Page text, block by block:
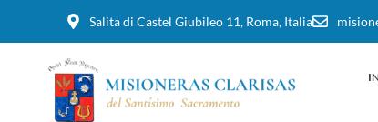
Salita di Castel Giubileo 11, Roma, Italia